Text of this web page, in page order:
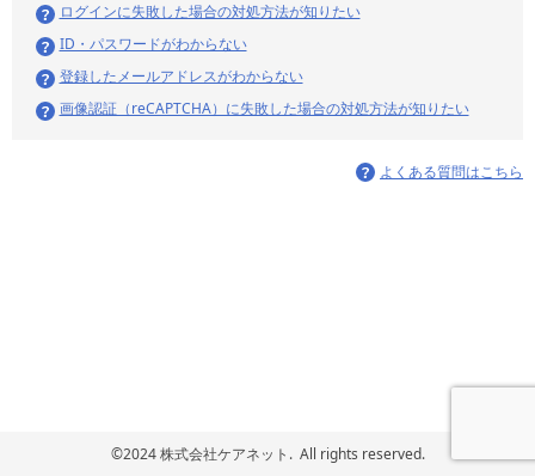
ログインに失敗した場合の対処方法が知りたい
ID・パスワードがわからない
登録したメールアドレスがわからない
画像認証（reCAPTCHA）に失敗した場合の対処方法が知りたい
よくある質問はこちら
©2024 株式会社ケアネット. All rights reserved.